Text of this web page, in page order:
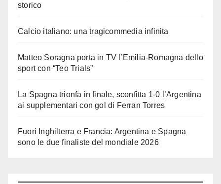
storico
Calcio italiano: una tragicommedia infinita
Matteo Soragna porta in TV l’Emilia-Romagna dello
sport con “Teo Trials”
La Spagna trionfa in finale, sconfitta 1-0 l’Argentina
ai supplementari con gol di Ferran Torres
Fuori Inghilterra e Francia: Argentina e Spagna
sono le due finaliste del mondiale 2026